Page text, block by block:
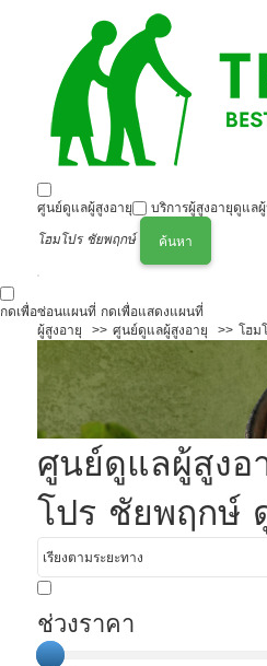
ศูนย์ดูแลผู้สูงอายุ บริการผู้สูงอายุดูแล
โฮมโปร ชัยพฤกษ์
ค้นหา
กดเพื่อซ่อนแผนที่ กดเพื่อแสดงแผนที่
ผู้สูงอายุ
ศูนย์ดูแลผู้สูงอายุ โฮม
ศูนย์ดูแลผู้สูงอ
โปร ชัยพฤกษ์
ช่วงราคา